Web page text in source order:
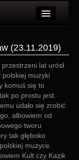
(23.11.2019)
lat urósł
muzyki
komuś się to
po prostu jest.
udało się zrobić
albowiem od
tworu
tak głęboko
muzyce.
Kult czy Kazik